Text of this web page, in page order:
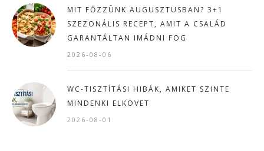
MIT FŐZZÜNK AUGUSZTUSBAN? 3+1
SZEZONÁLIS RECEPT, AMIT A CSALÁD
GARANTÁLTAN IMÁDNI FOG
2026-08-06
WC-TISZTÍTÁSI HIBÁK, AMIKET SZINTE
MINDENKI ELKÖVET
2026-08-01